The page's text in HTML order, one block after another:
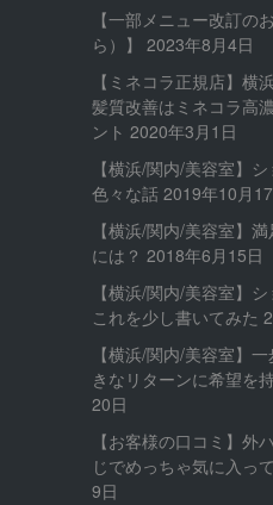
【一部メニュー改訂の
ら）】
2023年8月4日
【ミネコラ正規店】横
髪質改善はミネコラ高
ント 2020年3月1日
【横浜/関内/美容室】
色々な話 2019年10月
【横浜/関内/美容室】
には？ 2018年6月15日
【横浜/関内/美容室】
これを少し書いてみた
【横浜/関内/美容室】
きなリターンに希望を
20日
【お客様の口コミ】外
じでめっちゃ気に入っ
9日